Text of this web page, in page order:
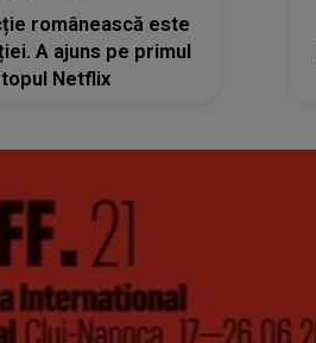
românească este
A ajuns pe primul
Netflix